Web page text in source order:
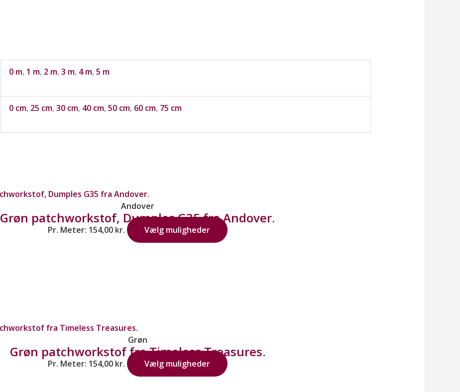
0 m, 1 m, 2 m, 3 m, 4 m, 5 m
0 cm, 25 cm, 30 cm, 40 cm, 50 cm, 60 cm, 75 cm
Andover
Grøn patchworkstof, Dumples G35 fra Andover.
Pr. Meter: 154,00 kr. Vælg muligheder
Grøn
Grøn patchworkstof fra Timeless Treasures.
Pr. Meter: 154,00 kr. Vælg muligheder